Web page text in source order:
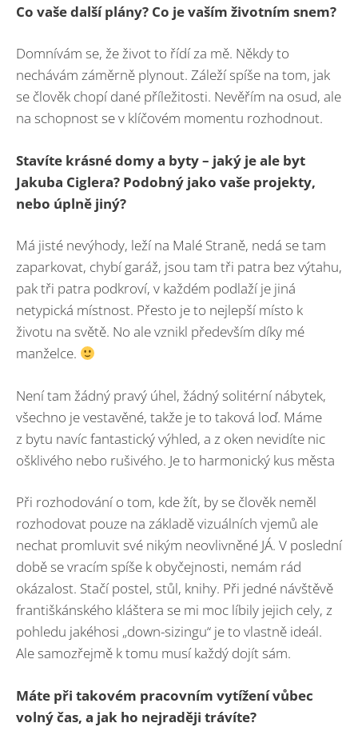
Co vaše další plány? Co je vaším životním snem?
Domnívám se, že život to řídí za mě. Někdy to
nechávám záměrně plynout. Záleží spíše na tom, jak
se člověk chopí dané příležitosti. Nevěřím na osud, ale
na schopnost se v klíčovém momentu rozhodnout.
Stavíte krásné domy a byty – jaký je ale byt
Jakuba Ciglera? Podobný jako vaše projekty,
nebo úplně jiný?
Má jisté nevýhody, leží na Malé Straně, nedá se tam
zaparkovat, chybí garáž, jsou tam tři patra bez výtahu,
pak tři patra podkroví, v každém podlaží je jiná
netypická místnost. Přesto je to nejlepší místo k
životu na světě. No ale vznikl především díky mé
manželce.
Není tam žádný pravý úhel, žádný solitérní nábytek,
všechno je vestavěné, takže je to taková loď. Máme
z bytu navíc fantastický výhled, a z oken nevidíte nic
ošklivého nebo rušivého. Je to harmonický kus města
Při rozhodování o tom, kde žít, by se člověk neměl
rozhodovat pouze na základě vizuálních vjemů ale
nechat promluvit své nikým neovlivněné JÁ. V poslední
době se vracím spíše k obyčejnosti, nemám rád
okázalost. Stačí postel, stůl, knihy. Při jedné návštěvě
františkánského kláštera se mi moc líbily jejich cely, z
pohledu jakéhosi „down-sizingu“ je to vlastně ideál.
Ale samozřejmě k tomu musí každý dojít sám.
Máte při takovém pracovním vytížení vůbec
volný čas, a jak ho nejraději trávíte?